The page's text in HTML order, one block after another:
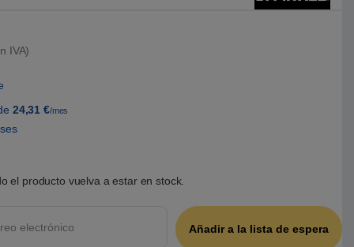
IVA)
24,31 €/mes
el producto vuelva a estar en stock.